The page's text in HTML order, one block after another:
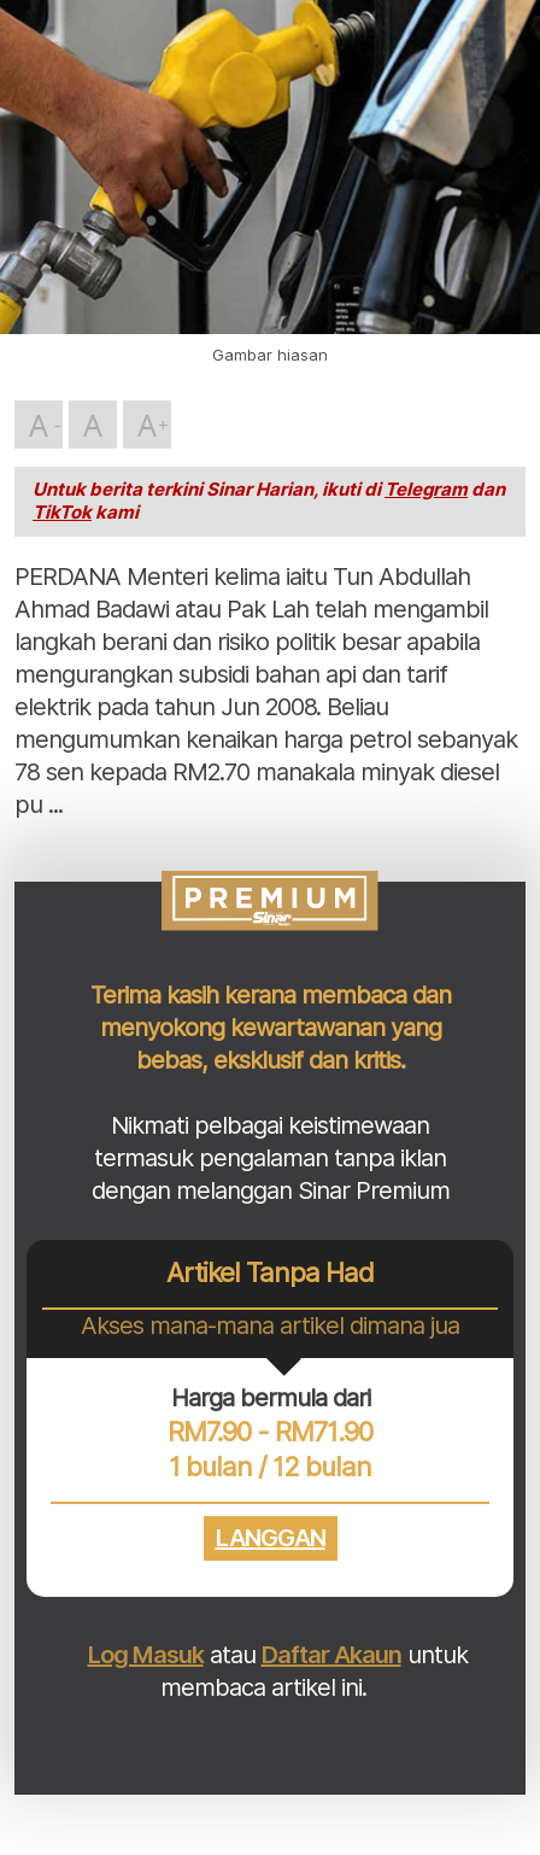
Gambar hiasan
A A A
Untuk berita terkini Sinar Harian, ikuti di Telegramdan
TikTokkami
PERDANA Menteri kelima iaitu Tun Abdullah
Ahmad Badawi atau Pak Lah telah mengambil
langkah berani dan risiko politik besar apabila
mengurangkan subsidi bahan api dan tarif
elektrik pada tahun Jun 2008. Beliau
mengumumkan kenaikan harga petrol sebanyak
78 sen kepada RM2.70 manakala minyak diesel
pu ...
Terima kasih kerana membaca dan
menyokong kewartawanan yang
bebas, eksklusif dan kritis.
Nikmati pelbagai keistimewaan
termasuk pengalaman tanpa iklan
dengan melanggan Sinar Premium
Artikel Tanpa Had
Akses mana-mana artikel dimana jua
Harga bermula dari
RM7.90 - RM71.90
1 bulan / 12 bulan
LANGGAN
Log Masukatau Daftar Akaununtuk
membaca artikel ini.